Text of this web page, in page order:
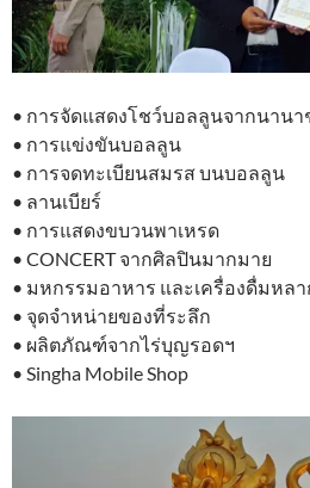
• การจัดแสดงโชว์บอลลูนจากนานา
• การแข่งขันบอลลูน
• การจดทะเบียนสมรส บนบอลลูน
• ลานเบียร์
• การแสดงขบวนพาเหรด
• CONCERT จากศิลปินมากมาย
• มหกรรมอาหาร และเครื่องดื่มหล
• จุดจำหน่ายของที่ระลึก
• ผลิตภัณฑ์จากไร่บุญรอดฯ
• Singha Mobile Shop